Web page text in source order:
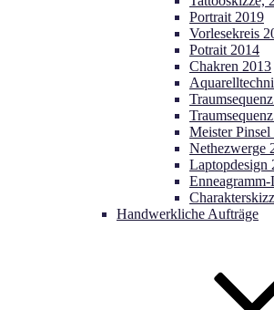
Portrait 2019
Vorlesekreis
Potrait 2014
Chakren 2013
Meister Pinsel
Nethezwerge
Laptopdesign
Handwerkliche Aufträge